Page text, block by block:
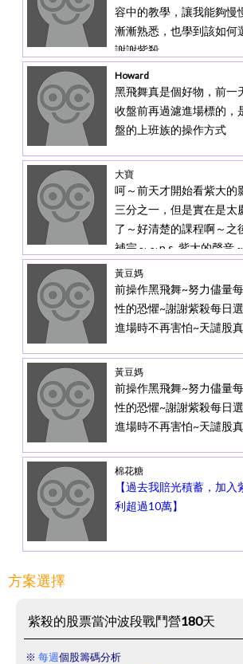
發佈的文章也不時的教導
以進攻，避開了不少可能
容中的教學，讓我能夠慢
漸漸熟悉，也學到該如何
謝謝紫殺
Howard
黑飛舞真是個好物，前一
收盤前再過濾進場標的，
盤的上班族的操作方式
大寶
呵～前天才開始看紫大的
三分之一，但是實在是太
了～好清楚的課程啊～之
補完～～p.s. 紫大的聲音
黃豆媽
前操作黑飛舞~努力儘量
性的恐懼~謝謝紫殺每日
進場時不再害怕~天譴股
黃豆媽
前操作黑飛舞~努力儘量
性的恐懼~謝謝紫殺每日
進場時不再害怕~天譴股
棉花糖
【過去我賠光積蓄，加
利超過10萬】
方案選擇
紫殺的股票當沖波段戰鬥營180天
※ 每週個股籌碼分析